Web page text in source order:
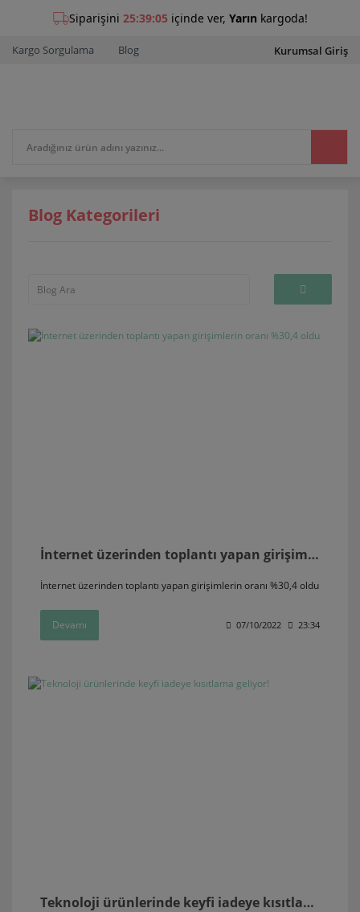
Kargo Sorgulama Blog Kurumsal Giriş
Blog Kategorileri
İnternet üzerinden toplantı yapan girişimlerin oranı %30,4 oldu
İnternet üzerinden toplantı yapan girişimlerin oranı %30,4 oldu
Devamı 07/10/2022 23:34
Teknoloji ürünlerinde keyfi iadeye kısıtlama geliyor!